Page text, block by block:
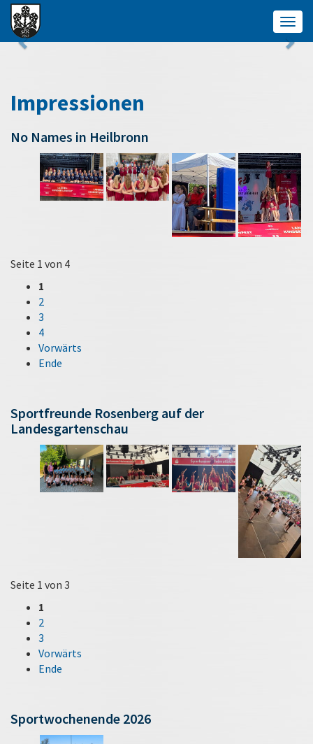
Impressionen
No Names in Heilbronn
Seite 1 von 4
1
2
3
4
Vorwärts
Ende
Sportfreunde Rosenberg auf der
Landesgartenschau
Seite 1 von 3
1
2
3
Vorwärts
Ende
Sportwochenende 2026